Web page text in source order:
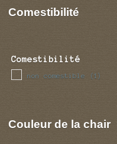
Comestibilité
Comestibilité
non comestible (1)
Couleur de la chair